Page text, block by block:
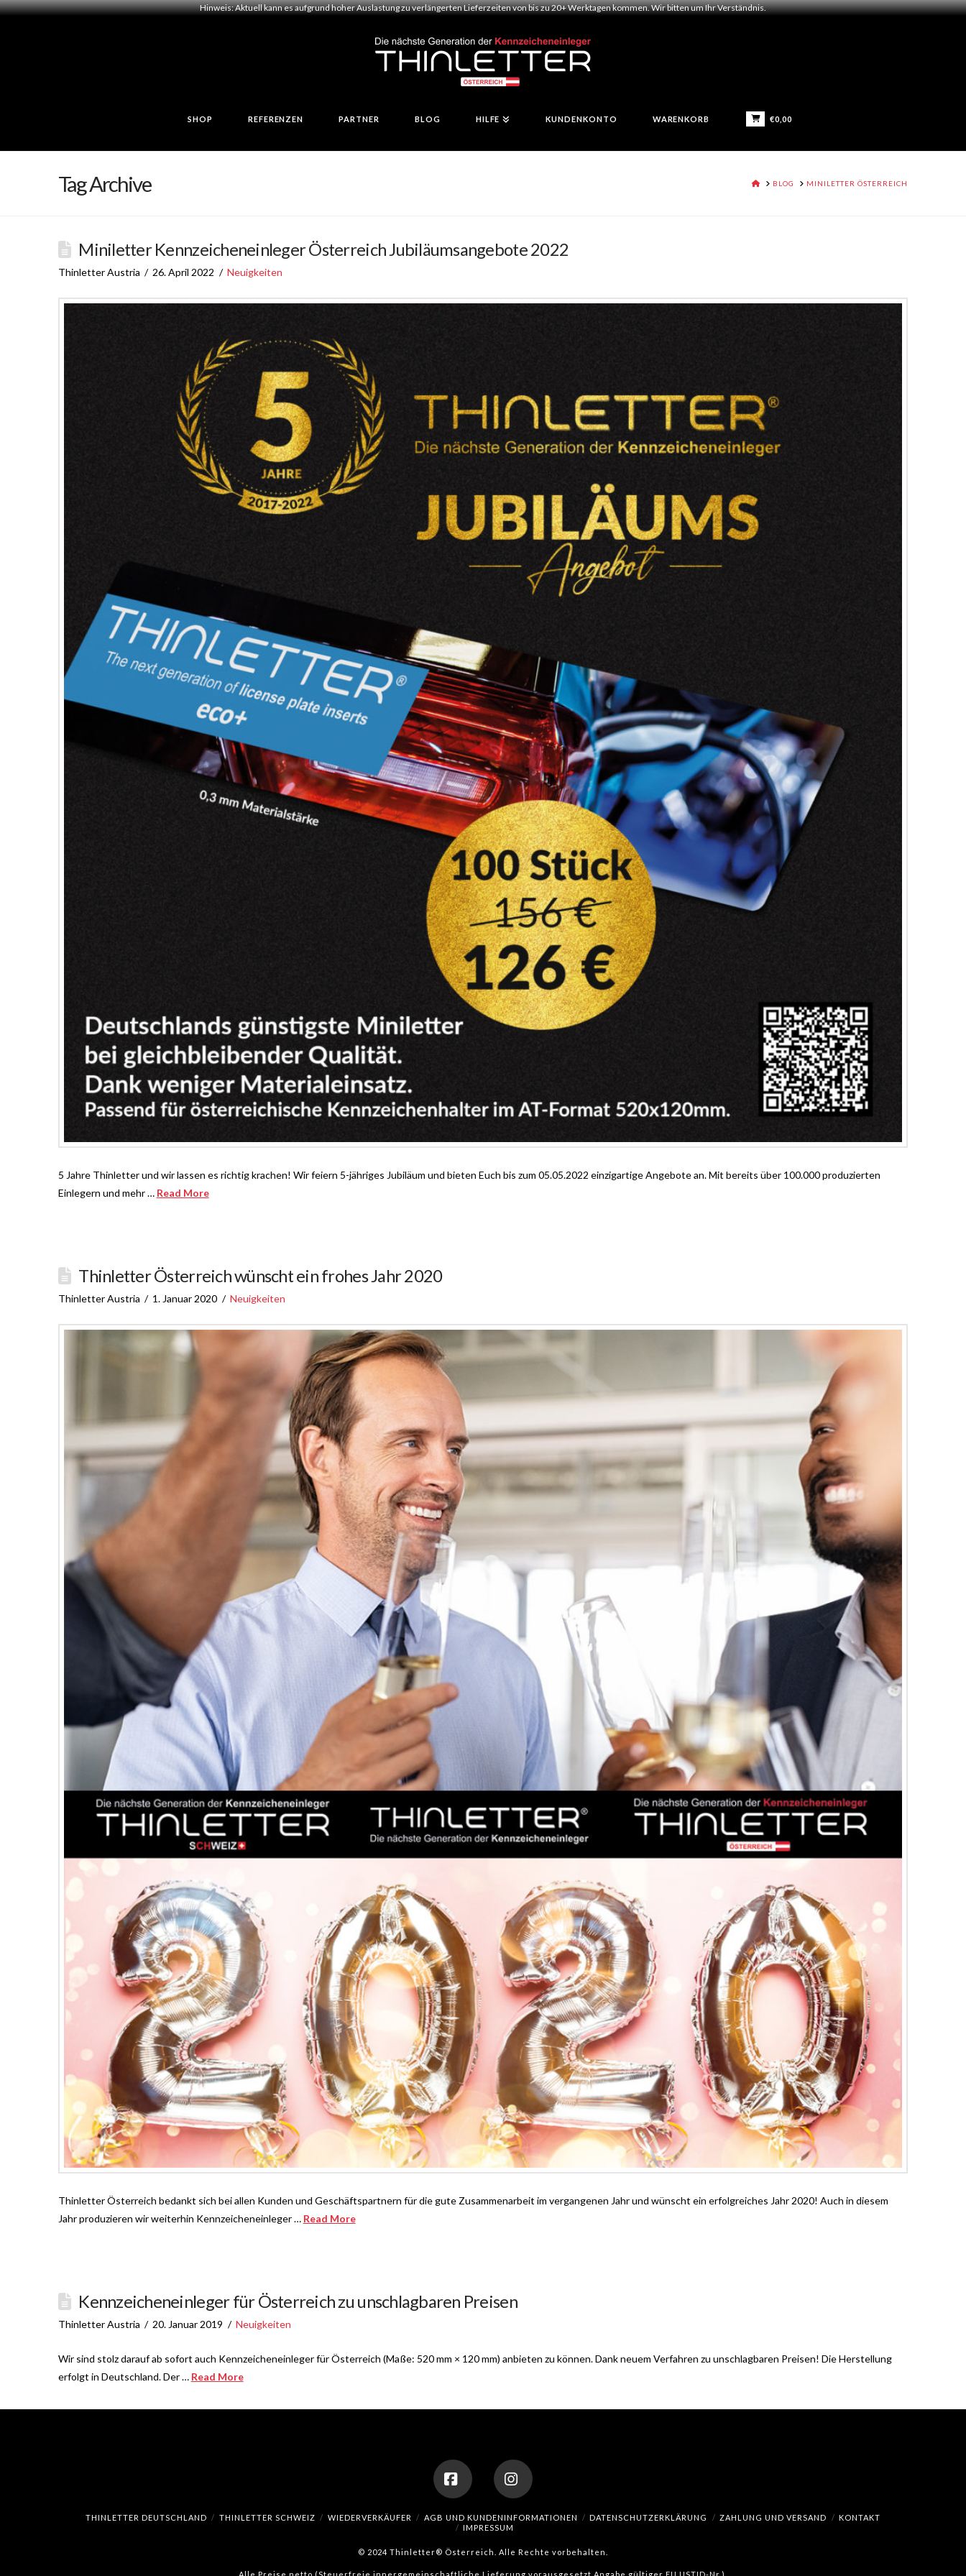
Hinweis: Aktuell kann es aufgrund hoher Auslastung zu verlängerten Lieferzeiten von bis zu 20+ Werktagen kommen. Wir bitten um Ihr Verständnis.
SHOP REFERENZEN PARTNER BLOG HILFE KUNDENKONTO WARENKORB €0,00
Tag Archive HOME
BLOG MINILETTER ÖSTERREICH
Miniletter Kennzeicheneinleger Österreich Jubiläumsangebote 2022
Thinletter Austria 26. April 2022 Neuigkeiten
5 Jahre Thinletter und wir lassen es richtig krachen! Wir feiern 5-jähriges Jubiläum und bieten Euch bis zum 05.05.2022 einzigartige Angebote an. Mit bereits über 100.000 produzierten
Einlegern und mehr … Read More
Thinletter Österreich wünscht ein frohes Jahr 2020
Thinletter Austria 1. Januar 2020 Neuigkeiten
Thinletter Österreich bedankt sich bei allen Kunden und Geschäftspartnern für die gute Zusammenarbeit im vergangenen Jahr und wünscht ein erfolgreiches Jahr 2020! Auch in diesem
Jahr produzieren wir weiterhin Kennzeicheneinleger … Read More
Kennzeicheneinleger für Österreich zu unschlagbaren Preisen
Thinletter Austria 20. Januar 2019 Neuigkeiten
Wir sind stolz darauf ab sofort auch Kennzeicheneinleger für Österreich (Maße: 520 mm × 120 mm) anbieten zu können. Dank neuem Verfahren zu unschlagbaren Preisen! Die Herstellung
erfolgt in Deutschland. Der … Read More
FacebookInstagram
THINLETTER DEUTSCHLAND THINLETTER SCHWEIZ WIEDERVERKÄUFER AGB UND KUNDENINFORMATIONEN DATENSCHUTZERKLÄRUNG ZAHLUNG UND VERSAND
KONTAKT
IMPRESSUM
© 2024 Thinletter® Österreich. Alle Rechte vorbehalten.